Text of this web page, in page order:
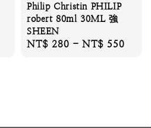
Philip Christin PHILIP
robert 80ml 30ML 強
SHEEN
Regular
NT$ 280 -NT$ 550